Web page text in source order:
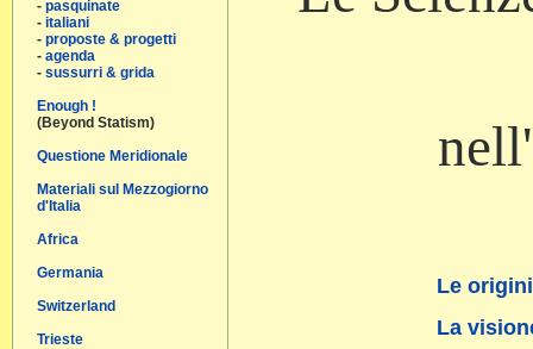
- pasquinate
- italiani
- proposte & progetti
- agenda
- sussurri & grida
Enough !
(Beyond Statism)
Questione Meridionale
Materiali sul Mezzogiorno
d'Italia
Africa
Germania
Switzerland
Trieste
Le
La